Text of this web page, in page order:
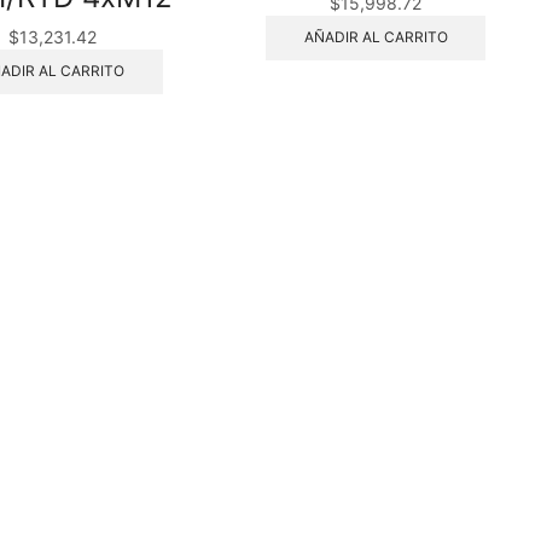
$13,231.42
AL CARRITO
AÑADIR AL CARRITO